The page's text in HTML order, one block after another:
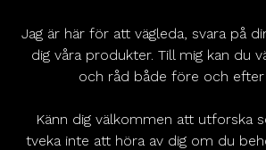
Jag är här för att vägleda, svara på
dig våra produkter. Till mig kan du
och råd både före och
Känn dig välkommen att utforska
tveka inte att höra av dig om du